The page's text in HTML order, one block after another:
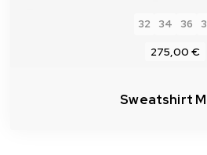
32 34 36
275,00 €
Sweatshirt